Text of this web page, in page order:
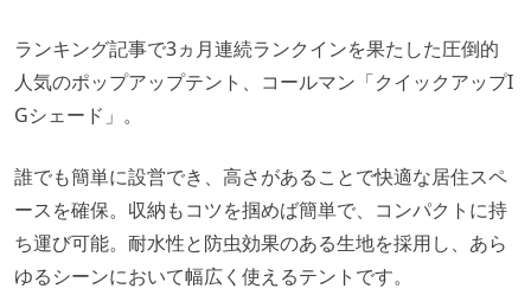
ランキング記事で3ヵ月連続ランクインを果たした圧倒的
人気のポップアップテント、コールマン「クイックアップI
Gシェード」。
誰でも簡単に設営でき、高さがあることで快適な居住スペ
ースを確保。収納もコツを掴めば簡単で、コンパクトに持
ち運び可能。耐水性と防虫効果のある生地を採用し、あら
ゆるシーンにおいて幅広く使えるテントです。